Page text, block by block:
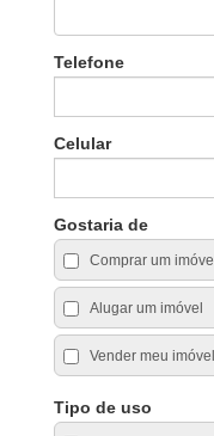
Telefone
Celular
Gostaria de
Comprar um imóvel
Alugar um imóvel
Vender meu imóvel
Tipo de uso